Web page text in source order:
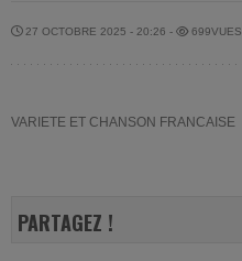
27 OCTOBRE 2025 - 20:26 - 699VUES
VARIETE ET CHANSON FRANCAISE
PARTAGEZ !